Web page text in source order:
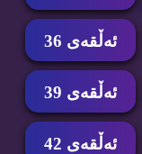
ئه‌ڵقه‌ی 36
ئه‌ڵقه‌ی 39
ئه‌ڵقه‌ی 42